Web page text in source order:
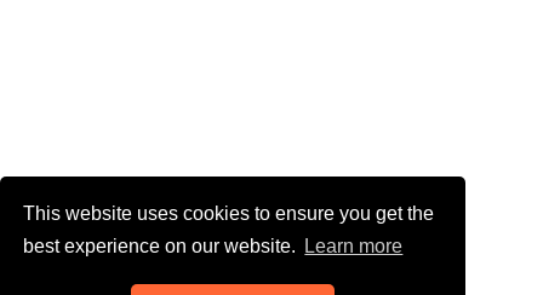
This website uses cookies to ensure you get the
best experience on our website.
Learn more